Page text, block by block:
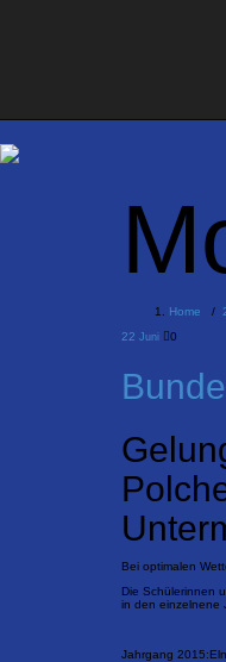
Home /
22 Juni 0
Bei optimalen
Die Schülerinnen
in den einzelnene
Jahrgang